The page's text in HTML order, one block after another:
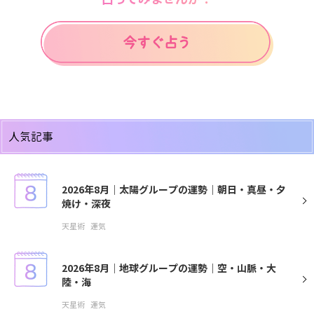
人気記事
2026年8月｜太陽グループの運勢｜朝日・真昼・夕
焼け・深夜
天星術 運気
2026年8月｜地球グループの運勢｜空・山脈・大
陸・海
天星術 運気